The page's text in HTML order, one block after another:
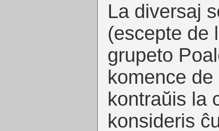
La diversaj
(escepte de
grupeto
komence
kontraŭis la
konsideris